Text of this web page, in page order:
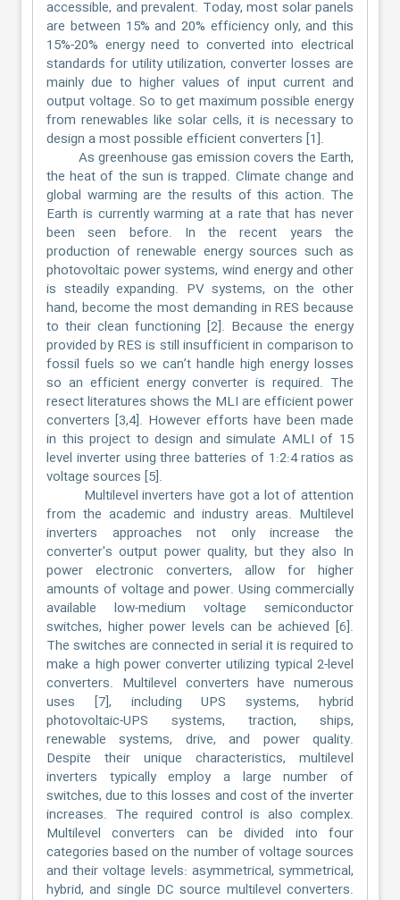
accessible, and prevalent. Today, most solar panels
are between 15% and 20% efficiency only, and this
15%-20% energy need to converted into electrical
standards for utility utilization, converter losses are
mainly due to higher values of input current and
output voltage. So to get maximum possible energy
from renewables like solar cells, it is necessary to
design a most possible efficient converters [1].
As greenhouse gas emission covers the Earth,
the heat of the sun is trapped. Climate change and
global warming are the results of this action. The
Earth is currently warming at a rate that has never
been seen before. In the recent years the
production of renewable energy sources such as
photovoltaic power systems, wind energy and other
is steadily expanding. PV systems, on the other
hand, become the most demanding in RES because
to their clean functioning [2]. Because the energy
provided by RES is still insufficient in comparison to
fossil fuels so we can’t handle high energy losses
so an efficient energy converter is required. The
resect literatures shows the MLI are efficient power
converters [3,4]. However efforts have been made
in this project to design and simulate AMLI of 15
level inverter using three batteries of 1:2:4 ratios as
voltage sources [5].
Multilevel inverters have got a lot of attention
from the academic and industry areas. Multilevel
inverters approaches not only increase the
converter's output power quality, but they also In
power electronic converters, allow for higher
amounts of voltage and power. Using commercially
available low-medium voltage semiconductor
switches, higher power levels can be achieved [6].
The switches are connected in serial it is required to
make a high power converter utilizing typical 2-level
converters. Multilevel converters have numerous
uses [7], including UPS systems, hybrid
photovoltaic-UPS systems, traction, ships,
renewable systems, drive, and power quality.
Despite their unique characteristics, multilevel
inverters typically employ a large number of
switches, due to this losses and cost of the inverter
increases. The required control is also complex.
Multilevel converters can be divided into four
categories based on the number of voltage sources
and their voltage levels: asymmetrical, symmetrical,
hybrid, and single DC source multilevel converters.